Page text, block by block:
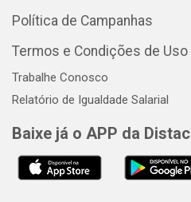
Política de Campanhas
Termos e Condições de Uso
Trabalhe Conosco
Relatório de Igualdade Salarial
Baixe já o APP da Distac